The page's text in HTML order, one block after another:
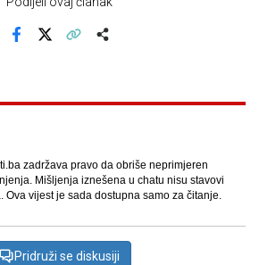
zadržava pravo da obriše neprimjeren
Mišljenja iznešena u chatu nisu stavovi
Ova vijest je sada dostupna samo za čitanje.
Pridruži se diskusiji